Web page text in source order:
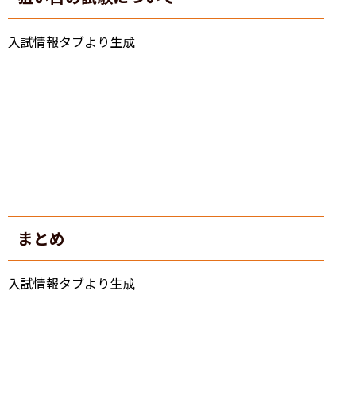
入試情報タブより生成
まとめ
入試情報タブより生成